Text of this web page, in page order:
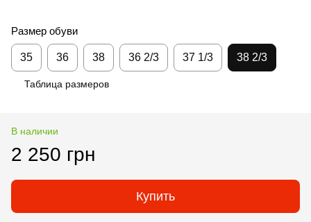
Размер обуви
35 36 38 36 2/3 37 1/3 38 2/3
Таблица размеров
В наличии
2 250 грн
Купить